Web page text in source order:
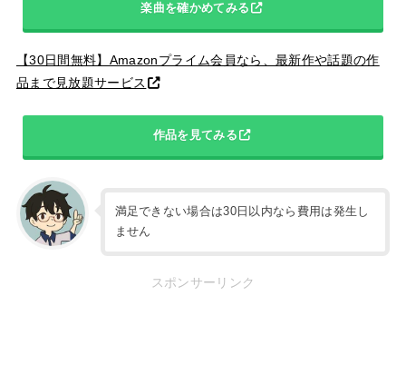
楽曲を確かめてみる
【30日間無料】Amazonプライム会員なら、最新作や話題の作
品まで見放題サービス
作品を見てみる
満足できない場合は30日以内なら費用は発生し
ません
スポンサーリンク